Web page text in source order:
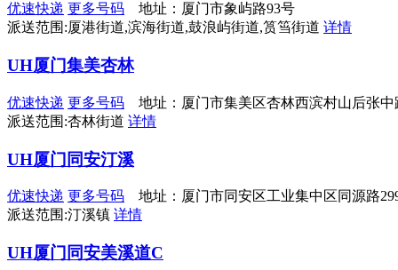
优速快递 更多号码 地址：厦门市象屿路93号
派送范围:厦港街道,滨海街道,鼓浪屿街道,筼筜街道 详情
UH厦门集美杏林
优速快递 更多号码 地址：厦门市集美区杏林西滨村山后张中
派送范围:杏林街道 详情
UH厦门同安汀溪
优速快递 更多号码 地址：厦门市同安区工业集中区同源路
派送范围:汀溪镇 详情
UH厦门同安美溪道C